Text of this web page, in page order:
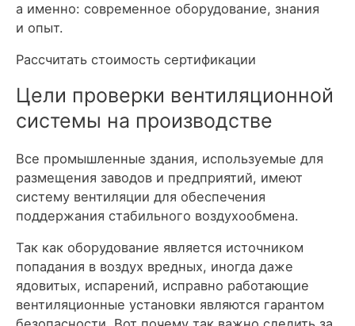
а именно: современное оборудование, знания
и опыт.
Рассчитать стоимость сертификации
Цели проверки вентиляционной
системы на производстве
Все промышленные здания, используемые для
размещения заводов и предприятий, имеют
систему вентиляции для обеспечения
поддержания стабильного воздухообмена.
Так как оборудование является источником
попадания в воздух вредных, иногда даже
ядовитых, испарений, исправно работающие
вентиляционные установки являются гарантом